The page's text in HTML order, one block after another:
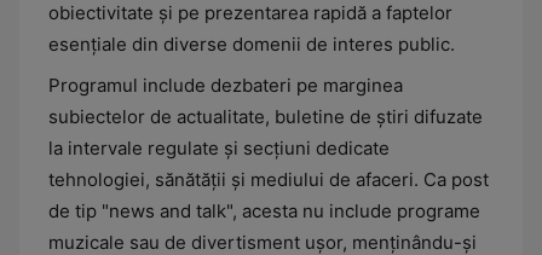
obiectivitate și pe prezentarea rapidă a faptelor
esențiale din diverse domenii de interes public.
Programul include dezbateri pe marginea
subiectelor de actualitate, buletine de știri difuzate
la intervale regulate și secțiuni dedicate
tehnologiei, sănătății și mediului de afaceri. Ca post
de tip "news and talk", acesta nu include programe
muzicale sau de divertisment ușor, menținându-și